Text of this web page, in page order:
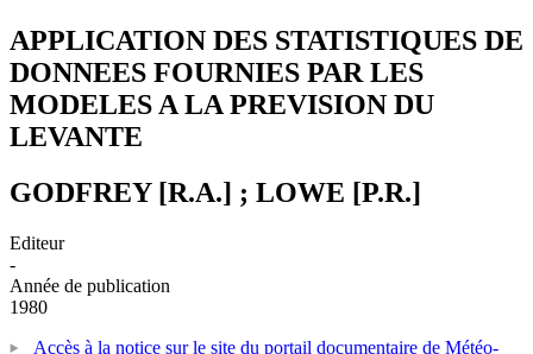
APPLICATION DES STATISTIQUES DE
DONNEES FOURNIES PAR LES
MODELES A LA PREVISION DU
LEVANTE
GODFREY [R.A.] ; LOWE [P.R.]
Editeur
-
Année de publication
1980
Accès à la notice sur le site du portail documentaire de Météo-